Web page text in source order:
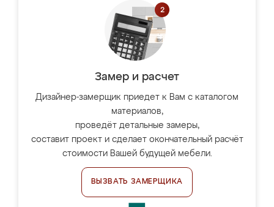
Замер и расчет
Дизайнер-замерщик приедет к Вам с каталогом
материалов,
проведёт детальные замеры,
составит проект и сделает окончательный расчёт
стоимости Вашей будущей мебели.
ВЫЗВАТЬ ЗАМЕРЩИКА